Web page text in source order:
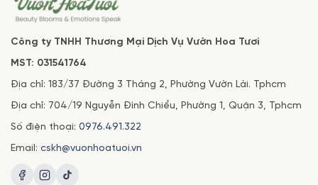
Công ty TNHH Thương Mại Dịch Vụ Vườn Hoa Tươi
MST: 031541764
Địa chỉ: 183/37 Đường 3 Tháng 2, Phường Vườn Lài. Tphcm
Địa chỉ: 704/19 Nguyễn Đình Chiểu, Phường 1, Quận 3, Tphcm
Số điện thoại: 0976.491.322
Email: cskh@vuonhoatuoi.vn